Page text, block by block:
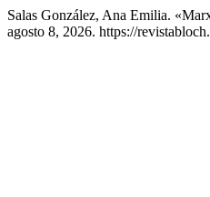
Salas González, Ana Emilia.
agosto 8, 2026. https://